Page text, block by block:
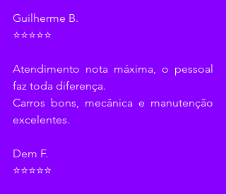
Guilherme B.
⭐⭐⭐⭐⭐
Atendimento nota máxima, o pessoal
faz toda diferença.
Carros bons, mecânica e manutenção
excelentes.
Dem F.
⭐⭐⭐⭐⭐